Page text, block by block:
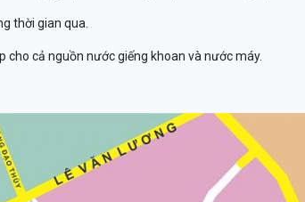
thời gian qua.
cho cả nguồn nước giếng khoan và nước máy.